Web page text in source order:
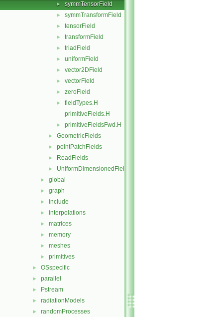
► symmTensorField
► symmTransformField
► tensorField
► transformField
► triadField
► uniformField
► vector2DField
► vectorField
► zeroField
►
fieldTypes.H
primitiveFields.H
► primitiveFieldsFwd.H
► GeometricFields
► pointPatchFields
► ReadFields
► UniformDimensionedFields
► global
► graph
► include
► interpolations
► matrices
► memory
► meshes
► primitives
► OSspecific
► parallel
► Pstream
► radiationModels
► randomProcesses